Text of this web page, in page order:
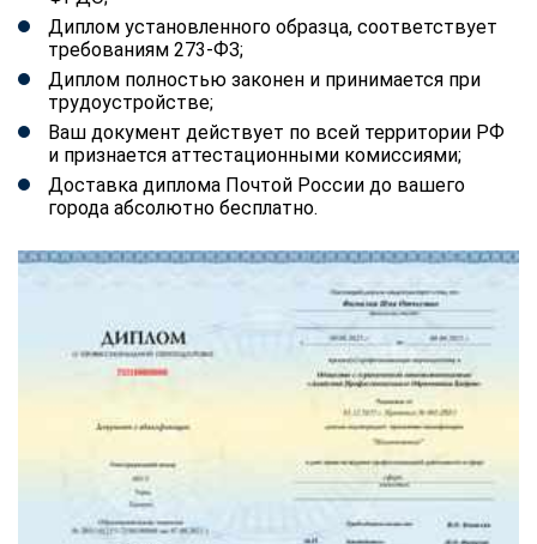
Диплом установленного образца, соответствует
требованиям 273-ФЗ;
Диплом полностью законен и принимается при
трудоустройстве;
Ваш документ действует по всей территории РФ
и признается аттестационными комиссиями;
Доставка диплома Почтой России до вашего
города абсолютно бесплатно.